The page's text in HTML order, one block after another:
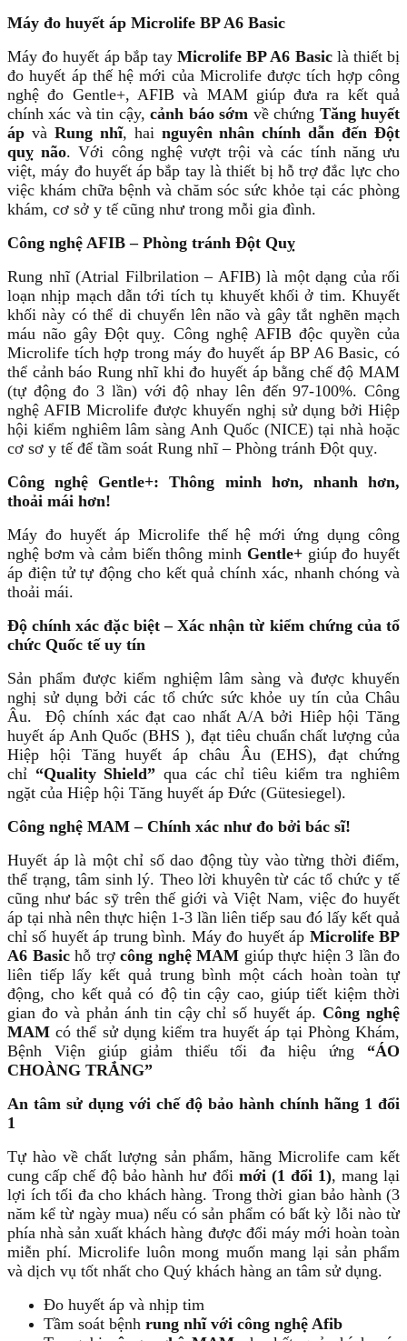
Máy đo huyết áp Microlife BP A6 Basic
Máy đo huyết áp bắp tay Microlife BP A6 Basiclà thiết bị
đo huyết áp thế hệ mới của Microlife được tích hợp công
nghệ đo Gentle+, AFIB và MAM giúp đưa ra kết quả
chính xác và tin cậy,cảnh báo sớm về chứng Tăng huyết
áp vàRung nhĩ, hai nguyên nhân chính dẫn đến Đột
quỵ não. Với công nghệ vượt trội và các tính năng ưu
việt, máy đo huyết áp bắp tay là thiết bị hỗ trợ đắc lực cho
việc khám chữa bệnh và chăm sóc sức khỏe tại các phòng
khám, cơ sở y tế cũng như trong mỗi gia đình.
Công nghệ AFIB – Phòng tránh Đột Quỵ
Rung nhĩ (Atrial Filbrilation – AFIB) là một dạng của rối
loạn nhịp mạch dẫn tới tích tụ khuyết khối ở tim. Khuyết
khối này có thể di chuyển lên não và gây tắt nghẽn mạch
máu não gây Đột quỵ. Công nghệ AFIB độc quyền của
Microlife tích hợp trong máy đo huyết áp BP A6 Basic, có
thể cảnh báo Rung nhĩ khi đo huyết áp bằng chế độ MAM
(tự động đo 3 lần) với độ nhay lên đến 97-100%. Công
nghệ AFIB Microlife được khuyến nghị sử dụng bởi Hiệp
hội kiểm nghiêm lâm sàng Anh Quốc (NICE) tại nhà hoặc
cơ sơ y tế để tầm soát Rung nhĩ – Phòng tránh Đột quỵ.
Công nghệ Gentle+: Thông minh hơn, nhanh hơn,
thoải mái hơn!
Máy đo huyết áp Microlife thế hệ mới ứng dụng công
nghệ bơm và cảm biến thông minh Gentle+giúp đo huyết
áp điện tử tự động cho kết quả chính xác, nhanh chóng và
thoải mái.
Độ chính xác đặc biệt – Xác nhận từ kiểm chứng của tổ
chức Quốc tế uy tín
Sản phẩm được kiểm nghiệm lâm sàng và được khuyến
nghị sử dụng bởi các tổ chức sức khỏe uy tín của Châu
Âu. Độ chính xác đạt cao nhất A/A bởi Hiêp hội Tăng
huyết áp Anh Quốc (BHS ), đạt tiêu chuẩn chất lượng của
Hiệp hội Tăng huyết áp châu Âu (EHS), đạt chứng
chỉ “Quality Shield” qua các chỉ tiêu kiểm tra nghiêm
ngặt của Hiệp hội Tăng huyết áp Đức (Gütesiegel).
Công nghệ MAM – Chính xác như đo bởi bác sĩ!
Huyết áp là một chỉ số dao động tùy vào từng thời điểm,
thể trạng, tâm sinh lý. Theo lời khuyên từ các tổ chức y tế
cũng như bác sỹ trên thế giới và Việt Nam, việc đo huyết
áp tại nhà nên thực hiện 1-3 lần liên tiếp sau đó lấy kết quả
chỉ số huyết áp trung bình. Máy đo huyết áp Microlife BP
A6 Basichỗ trợ công nghệ MAM giúp thực hiện 3 lần đo
liên tiếp lấy kết quả trung bình một cách hoàn toàn tự
động, cho kết quả có độ tin cậy cao, giúp tiết kiệm thời
gian đo và phản ánh tin cậy chỉ số huyết áp. Công nghệ
MAM có thể sử dụng kiểm tra huyết áp tại Phòng Khám,
Bệnh Viện giúp giảm thiểu tối đa hiệu ứng “ÁO
CHOÀNG TRẮNG”
An tâm sử dụng với chế độ bảo hành chính hãng 1 đổi
1
Tự hào về chất lượng sản phẩm, hãng Microlife cam kết
cung cấp chế độ bảo hành hư đổi mới (1 đổi 1), mang lại
lợi ích tối đa cho khách hàng. Trong thời gian bảo hành (3
năm kể từ ngày mua) nếu có sản phẩm có bất kỳ lỗi nào từ
phía nhà sản xuất khách hàng được đổi máy mới hoàn toàn
miễn phí. Microlife luôn mong muốn mang lại sản phẩm
và dịch vụ tốt nhất cho Quý khách hàng an tâm sử dụng.
Đo huyết áp và nhịp tim
Tầm soát bệnh rung nhĩ với công nghệ Afib